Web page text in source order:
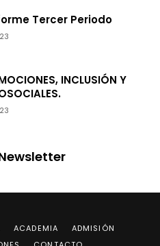
Tercer Periodo
INCLUSIÓN Y
ACADEMIA
ADMISIÓN